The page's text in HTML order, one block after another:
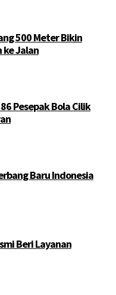
500 Meter Bikin
ke Jalan
Pesepak Bola Cilik
Baru Indonesia
Beri Layanan